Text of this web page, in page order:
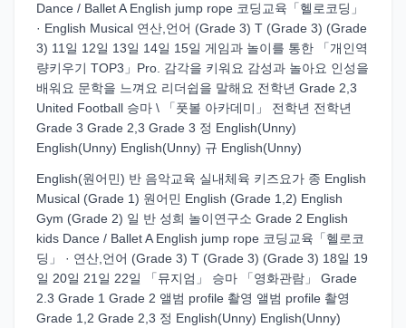
Dance / Ballet A English jump rope 코딩교육「헬로코딩」
· English Musical 연산,언어 (Grade 3) T (Grade 3) (Grade
3) 11일 12일 13일 14일 15일 게임과 놀이를 통한 「개인역
량키우기 TOP3」Pro. 감각을 키워요 감성과 놀아요 인성을
배워요 문학을 느껴요 리더쉽을 말해요 전학년 Grade 2,3
United Football 승마 \ 「풋볼 아카데미」 전학년 전학년
Grade 3 Grade 2,3 Grade 3 정 English(Unny)
English(Unny) English(Unny) 규 English(Unny)
English(원어민) 반 음악교육 실내체육 키즈요가 종 English
Musical (Grade 1) 원어민 English (Grade 1,2) English
Gym (Grade 2) 일 반 성희 놀이연구소 Grade 2 English
kids Dance / Ballet A English jump rope 코딩교육「헬로코
딩」 · 연산,언어 (Grade 3) T (Grade 3) (Grade 3) 18일 19
일 20일 21일 22일 「뮤지엄」 승마 「영화관람」 Grade
2.3 Grade 1 Grade 2 앨범 profile 촬영 앨범 profile 촬영
Grade 1,2 Grade 2,3 정 English(Unny) English(Unny)